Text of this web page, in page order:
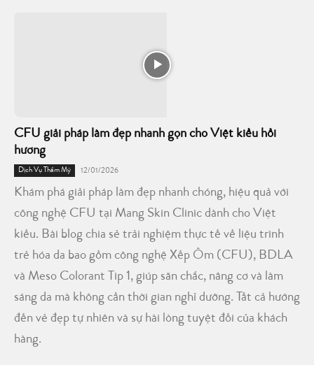
CFU giải pháp làm đẹp nhanh gọn cho Việt kiều hồi
hương
Dịch Vụ Thẩm Mỹ 12/01/2026
Khám phá giải pháp làm đẹp nhanh chóng, hiệu quả với
công nghệ CFU tại Mang Skin Clinic dành cho Việt
kiều. Bài blog chia sẻ trải nghiệm thực tế về liệu trình
trẻ hóa da bao gồm công nghệ Xếp Ôm (CFU), BDLA
và Meso Colorant Tip 1, giúp săn chắc, nâng cơ và làm
sáng da mà không cần thời gian nghỉ dưỡng. Tất cả hướng
đến vẻ đẹp tự nhiên và sự hài lòng tuyệt đối của khách
hàng.